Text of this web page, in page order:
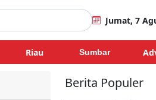
Jumat, 7
Riau Sumbar
Berita Populer